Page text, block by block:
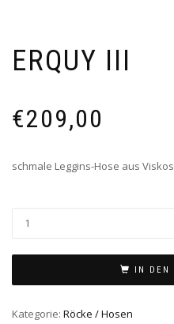
ERQUY III
€209,00
schmale Leggins-Hose aus
IN DEN
Kategorie: Röcke / Hosen